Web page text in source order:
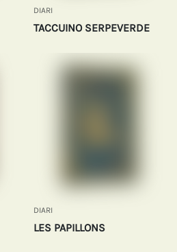
DIARI
TACCUINO SERPEVERDE
DIARI
LES PAPILLONS